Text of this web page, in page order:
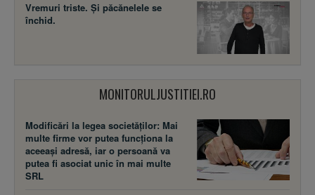
Vremuri triste. Şi păcănelele se
închid.
MONITORULJUSTITIEI.RO
Modificări la legea societăţilor: Mai
multe firme vor putea funcţiona la
aceeaşi adresă, iar o persoană va
putea fi asociat unic în mai multe
SRL